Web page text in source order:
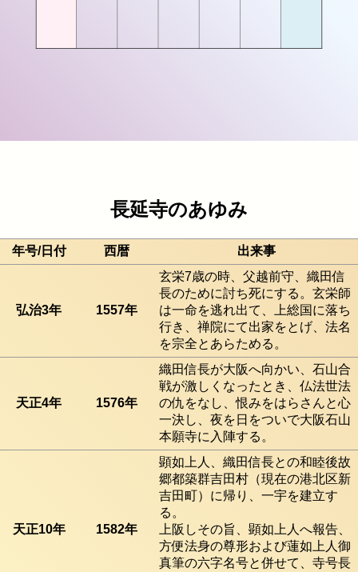
長延寺のあゆみ
年号/日付 西暦 出来事
弘治3年 1557年
玄栄7歳の時、父越前守、織田信
長のために討ち死にする。玄栄師
は一命を逃れ出て、上総国に落ち
行き、禅院にて出家をとげ、法名
を宗全とあらためる。
天正4年 1576年
織田信長が大阪へ向かい、石山合
戦が激しくなったとき、仏法世法
の仇をなし、恨みをはらさんと心
一決し、夜を日をついで大阪石山
本願寺に入陣する。
天正10年 1582年
顕如上人、織田信長との和睦後故
郷都築群吉田村（現在の港北区新
吉田町）に帰り、一宇を建立す
る。
上阪しその旨、顕如上人へ報告、
方便法身の尊形および蓮如上人御
真筆の六字名号と併せて、寺号長